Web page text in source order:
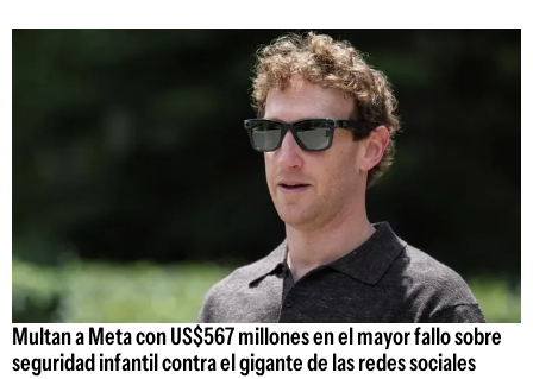
Multan a Meta con US$567 millones en el mayor fallo sobre
seguridad infantil contra el gigante de las redes sociales